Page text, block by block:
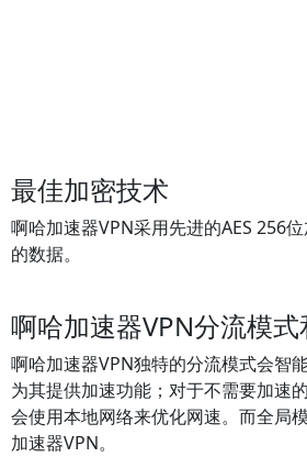
最佳加密技术
啊哈加速器VPN采用先进的AES 256
的数据。
啊哈加速器VPN分流模
啊哈加速器VPN独特的分流模式会智
为其提供加速功能；对于不需要加速
会使用本地网络来优化网速。而全局
加速器VPN。